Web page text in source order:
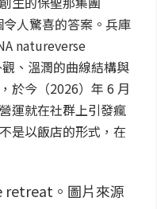
令人驚喜的答案。兵庫
natureverse
、溫潤的曲線結構與
於今（2026）年 6 月
運就在社群上引發瘋
是以飯店的形式，在